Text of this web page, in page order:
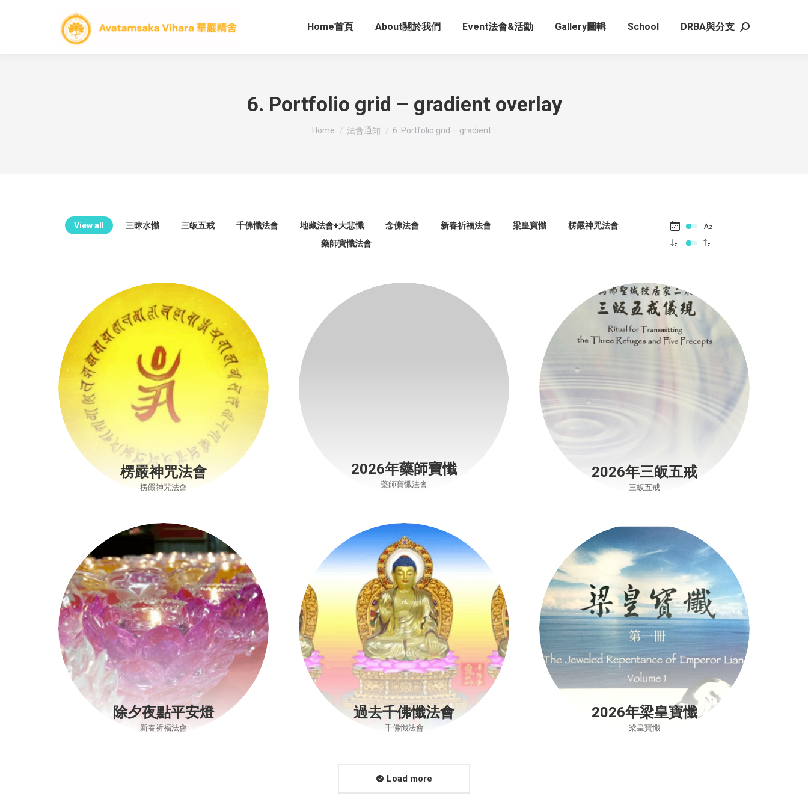
Home首頁 About關於我們 Event法會&活動 Gallery圖輯 School DRBA與分支 Search:
6. Portfolio grid – gradient overlay
You are here:
Home 法會通知 6. Portfolio grid – gradient…
View all 三昧水懺 三皈五戒 千佛懺法會 地藏法會+大悲懺 念佛法會 新春祈福法會 梁皇寶懺
楞嚴神咒法會
藥師寶懺法會
楞嚴神咒法會
楞嚴神咒法會
2026年藥師寶懺
藥師寶懺法會
2026年三皈五戒
三皈五戒
除夕夜點平安燈
新春祈福法會
過去千佛懺法會
千佛懺法會
2026年梁皇寶懺
梁皇寶懺
Load more